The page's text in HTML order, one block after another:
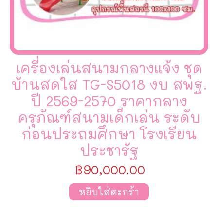
เครื่องเล่นสนามกลางแจ้ง ชุด
บ้านสดใส TG-S5018 งบ สพฐ.
ปี 2569-2570 ราคากลาง
ครุภัณฑ์สนามเด็กเล่น ระดับ
ก่อนประถมศึกษา โรงเรียน
ประชารัฐ
฿90,000.00
หยิบใส่ตะกร้า